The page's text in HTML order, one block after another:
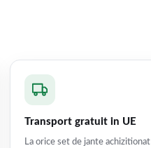
Transport gratuit in UE
La orice set de jante